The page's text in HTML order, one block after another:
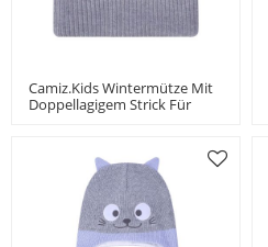
Camiz.kids Wintermütze Mit
Doppellagigem Strick Für